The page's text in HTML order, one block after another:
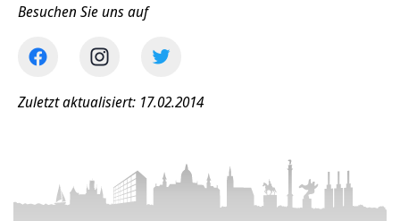
Besuchen Sie uns auf
Zuletzt aktualisiert: 17.02.2014